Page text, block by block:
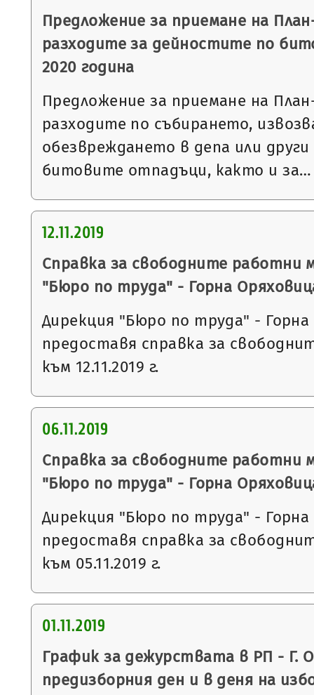
Предложение за приемане на
разходите за дейностите по
2020 година
Предложение за приемане на
разходите по събирането,
обезвреждането в депа или
битовите отпадъци, както и за…
12.11.2019
Справка за свободните работни
"Бюро по труда" - Горна
Дирекция "Бюро по труда" -
предоставя справка за
към 12.11.2019 г.
06.11.2019
Справка за свободните работни
"Бюро по труда" - Горна
Дирекция "Бюро по труда" -
предоставя справка за
към 05.11.2019 г.
01.11.2019
График за дежурствата в РП - Г.
предизборния ден и в деня на